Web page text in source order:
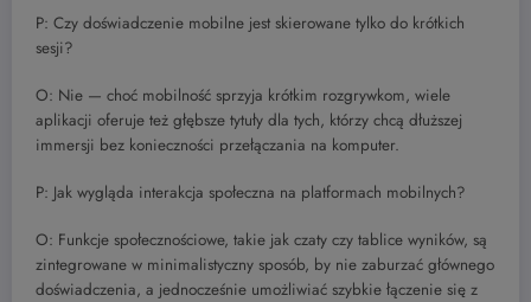
P: Czy doświadczenie mobilne jest skierowane tylko do krótkich
sesji?
O: Nie — choć mobilność sprzyja krótkim rozgrywkom, wiele
aplikacji oferuje też głębsze tytuły dla tych, którzy chcą dłuższej
immersji bez konieczności przełączania na komputer.
P: Jak wygląda interakcja społeczna na platformach mobilnych?
O: Funkcje społecznościowe, takie jak czaty czy tablice wyników, są
zintegrowane w minimalistyczny sposób, by nie zaburzać głównego
doświadczenia, a jednocześnie umożliwiać szybkie łączenie się z